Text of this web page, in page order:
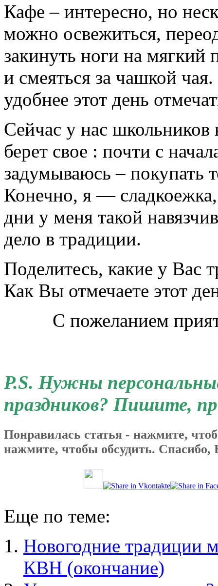
Кафе – интересно, но
можно освежиться,
закинуть ноги на мягкий
и смеяться за чашкой
удобнее этот день
Сейчас у нас школьников
берет свое : почти с
задумываюсь – покупать
Конечно, я —
дни у меня такой
дело в традиции.
Поделитесь, какие у Вас
Как Вы отмечаете этот
С пожеланием
P.S. Нужны
праздников? Пишите,
Понравилась статья - нажмите,
нажмите, чтобы обсудить. Спасибо,
Еще по теме:
Новогодние традиции
КВН (окончание)